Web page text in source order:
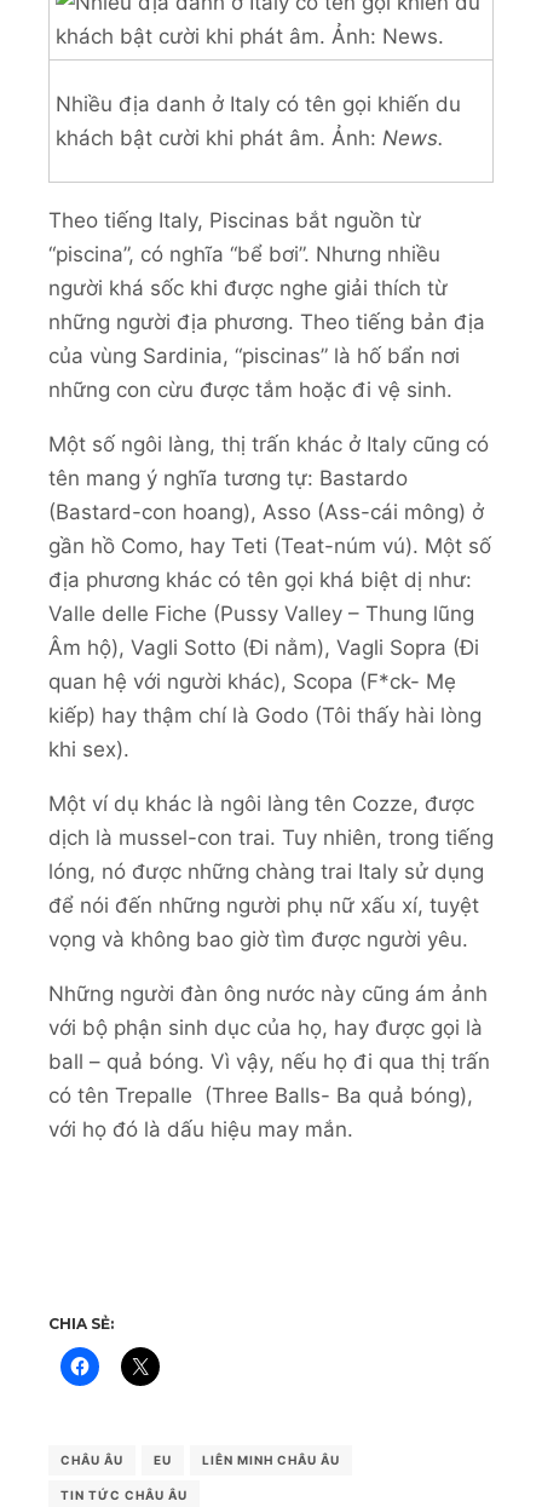
Nhiều địa danh ở Italy có tên gọi khiến du
khách bật cười khi phát âm. Ảnh: News.
Theo tiếng Italy, Piscinas bắt nguồn từ
“piscina”, có nghĩa “bể bơi”. Nhưng nhiều
người khá sốc khi được nghe giải thích từ
những người địa phương. Theo tiếng bản địa
của vùng Sardinia, “piscinas” là hố bẩn nơi
những con cừu được tắm hoặc đi vệ sinh.
Một số ngôi làng, thị trấn khác ở Italy cũng có
tên mang ý nghĩa tương tự: Bastardo
(Bastard-con hoang), Asso (Ass-cái mông) ở
gần hồ Como, hay Teti (Teat-núm vú). Một số
địa phương khác có tên gọi khá biệt dị như:
Valle delle Fiche (Pussy Valley – Thung lũng
Âm hộ), Vagli Sotto (Đi nằm), Vagli Sopra (Đi
quan hệ với người khác), Scopa (F*ck- Mẹ
kiếp) hay thậm chí là Godo (Tôi thấy hài lòng
khi sex).
Một ví dụ khác là ngôi làng tên Cozze, được
dịch là mussel-con trai. Tuy nhiên, trong tiếng
lóng, nó được những chàng trai Italy sử dụng
để nói đến những người phụ nữ xấu xí, tuyệt
vọng và không bao giờ tìm được người yêu.
Những người đàn ông nước này cũng ám ảnh
với bộ phận sinh dục của họ, hay được gọi là
ball – quả bóng. Vì vậy, nếu họ đi qua thị trấn
có tên Trepalle (Three Balls- Ba quả bóng),
với họ đó là dấu hiệu may mắn.
CHIA SẺ:
CHÂU ÂU EU LIÊN MINH CHÂU ÂU
TIN TỨC CHÂU ÂU